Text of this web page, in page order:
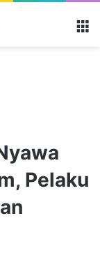
Pelaku